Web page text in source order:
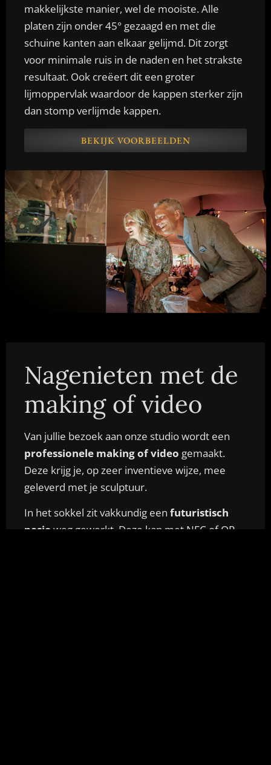
makkelijkste manier, wel de mooiste.Alle
platen zijn onder 45° gezaagd en met die
schuine kanten aan elkaar gelijmd. Dit zorgt
voor minimale ruis in de naden en het strakste
resultaat. Ook creëert dit een groter
lijmoppervlak waardoor de kappen sterker zijn
dan stomp verlijmde kappen.
BEKIJK VOORBEELDEN
Nagenieten met de
making of video
Van jullie bezoek aan onze studio wordt een
professionele making of video gemaakt.
Deze krijg je, op zeer inventieve wijze, mee
geleverd met je sculptuur.
In het sokkel zit vakkundig een futuristisch
pasje weg gewerkt. Deze kan met NFC of QR